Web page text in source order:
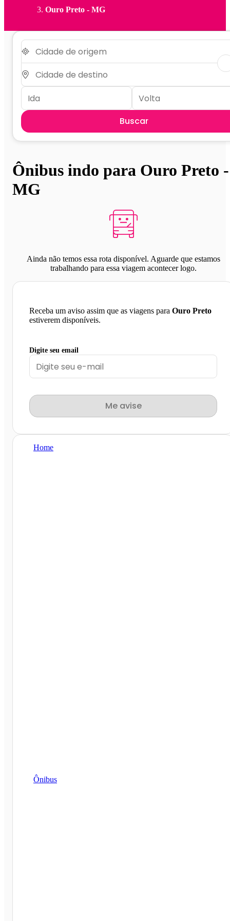
Ouro Preto - MG
Buscar
Ônibus indo para Ouro Preto -
MG
Ainda não temos essa rota disponível. Aguarde que estamos
trabalhando para essa viagem acontecer logo.
Receba um aviso assim que as viagens para Ouro Preto
estiverem disponíveis.
Digite seu email
Me avise
Home
Ônibus